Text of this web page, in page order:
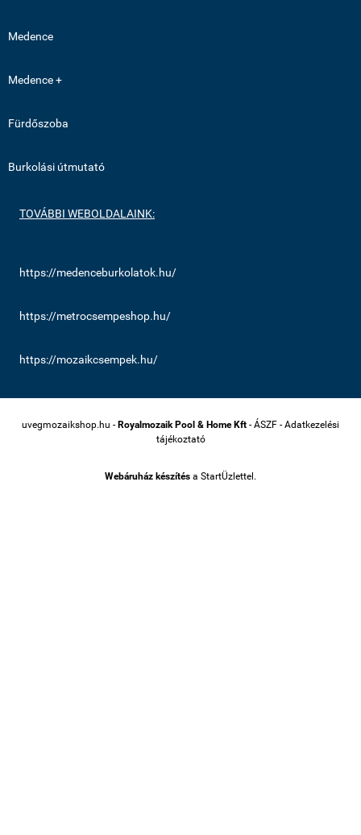
Medence
Medence +
Fürdőszoba
Burkolási útmutató
TOVÁBBI WEBOLDALAINK:
https://medenceburkolatok.hu/
https://metrocsempeshop.hu/
https://mozaikcsempek.hu/
uvegmozaikshop.hu - Royalmozaik Pool & Home Kft - ÁSZF - Adatkezelési
tájékoztató
Webáruház készítés a StartÜzlettel.